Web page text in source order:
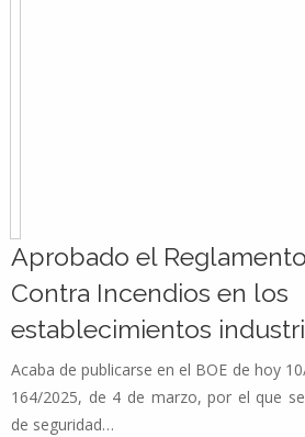
Aprobado el
Contra Incendios en los
establecimientos
Acaba de publicarse en el BOE de hoy
164/2025, de 4 de marzo, por el que
de seguridad…